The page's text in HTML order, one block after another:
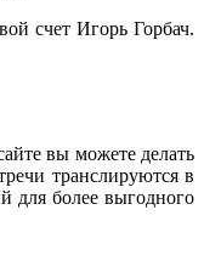
счет Игорь Горбач.
вы можете делать
транслируются в
для более выгодного